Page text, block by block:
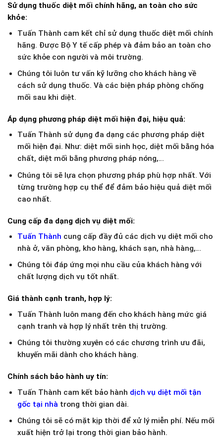
Sử dụng thuốc diệt mối chính hãng, an toàn cho sức
khỏe:
Tuấn Thành cam kết chỉ sử dụng thuốc diệt mối chính
hãng. Được Bộ Y tế cấp phép và đảm bảo an toàn cho
sức khỏe con người và môi trường.
Chúng tôi luôn tư vấn kỹ lưỡng cho khách hàng về
cách sử dụng thuốc. Và các biện pháp phòng chống
mối sau khi diệt.
Áp dụng phương pháp diệt mối hiện đại, hiệu quả:
Tuấn Thành sử dụng đa dạng các phương pháp diệt
mối hiện đại. Như: diệt mối sinh học, diệt mối bằng hóa
chất, diệt mối bằng phương pháp nóng,…
Chúng tôi sẽ lựa chọn phương pháp phù hợp nhất. Với
từng trường hợp cụ thể để đảm bảo hiệu quả diệt mối
cao nhất.
Cung cấp đa dạng dịch vụ diệt mối:
Tuấn Thành cung cấp đầy đủ các dịch vụ diệt mối cho
nhà ở, văn phòng, kho hàng, khách sạn, nhà hàng,…
Chúng tôi đáp ứng mọi nhu cầu của khách hàng với
chất lượng dịch vụ tốt nhất.
Giá thành cạnh tranh, hợp lý:
Tuấn Thành luôn mang đến cho khách hàng mức giá
cạnh tranh và hợp lý nhất trên thị trường.
Chúng tôi thường xuyên có các chương trình ưu đãi,
khuyến mãi dành cho khách hàng.
Chính sách bảo hành uy tín:
Tuấn Thành cam kết bảo hành dịch vụ diệt mối tận
gốc tại nhà trong thời gian dài.
Chúng tôi sẽ có mặt kịp thời để xử lý miễn phí. Nếu mối
xuất hiện trở lại trong thời gian bảo hành.